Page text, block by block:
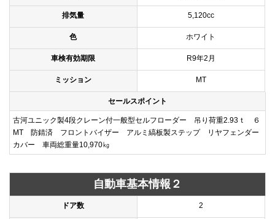
排気量 5,120cc
色 ホワイト
車検有効期限 R9年2月
ミッション MT
セールスポイント
古河ユニック製4段クレーン付一般型セルフローダー 吊り荷重2.93ｔ ６
MT 防錆済 フロントバイザー アルミ縞板製ステップ リヤフェンダー
カバー 車両総重量10,970㎏
自動車基本情報２
ドア数 2